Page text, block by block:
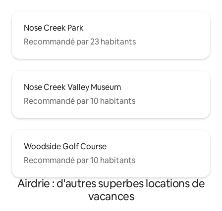
Nose Creek Park
Recommandé par 23 habitants
Nose Creek Valley Museum
Recommandé par 10 habitants
Woodside Golf Course
Recommandé par 10 habitants
Airdrie : d'autres superbes locations de
vacances